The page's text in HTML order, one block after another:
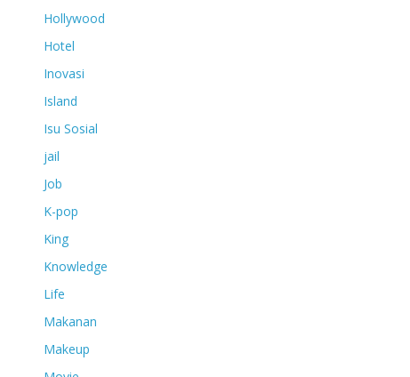
Hollywood
Hotel
Inovasi
Island
Isu Sosial
jail
Job
K-pop
King
Knowledge
Life
Makanan
Makeup